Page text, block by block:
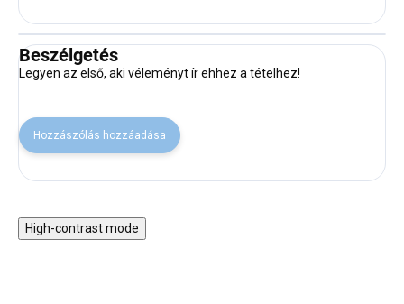
Beszélgetés
Legyen az első, aki véleményt ír ehhez a tételhez!
Hozzászólás hozzáadása
High-contrast mode